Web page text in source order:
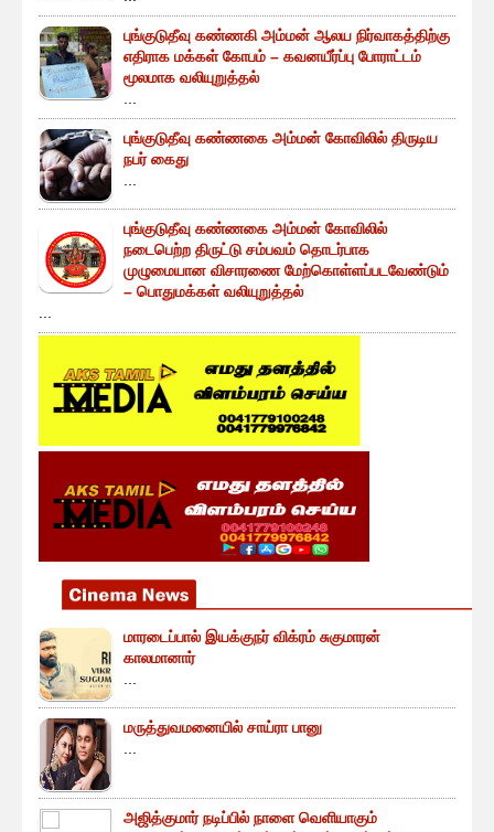
புங்குடுதீவு கண்ணகி அம்மன் ஆலய நிர்வாகத்திற்கு
எதிராக மக்கள் கோபம் – கவனயீர்ப்பு போராட்டம்
மூலமாக வலியுறுத்தல்
புங்குடுதீவு கண்ணகை அம்மன் கோவிலில் திருடிய
நபர் கைது
புங்குடுதீவு கண்ணகை அம்மன் கோவிலில்
நடைபெற்ற திருட்டு சம்பவம் தொடர்பாக
முழுமையான விசாரணை மேற்கொள்ளப்படவேண்டும்
– பொதுமக்கள் வலியுறுத்தல்
மாரடைப்பால் இயக்குநர் விக்ரம் சுகுமாரன்
காலமானார்
மருத்துவமனையில் சாய்ரா பானு
அஜித்குமார் நடிப்பில் நாளை வெளியாகும்